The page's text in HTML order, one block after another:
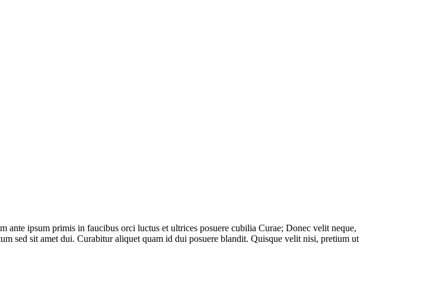
ipsum primis in faucibus orci luctus et ultrices posuere cubilia Curae; Donec velit neque,
sed sit amet dui. Curabitur aliquet quam id dui posuere blandit. Quisque velit nisi, pretium ut